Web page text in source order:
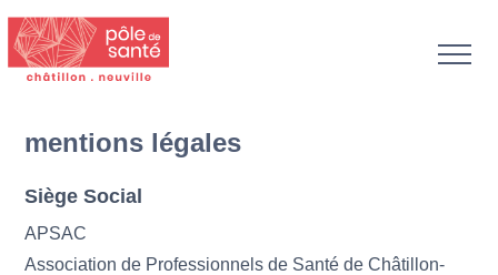
mentions légales
Siège Social
APSAC
Association de Professionnels de Santé de Châtillon-